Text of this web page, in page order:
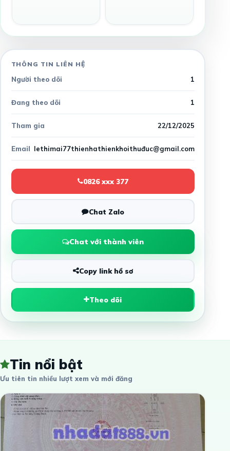
THÔNG TIN LIÊN HỆ
Người theo dõi 1
Đang theo dõi 1
Tham gia 22/12/2025
Email lethimai77thienhathienkhoithuđuc@gmail.com
0826 xxx 377
Chat Zalo
Chat với thành viên
Copy link hồ sơ
Theo dõi
Tin nổi bật
Ưu tiên tin nhiều lượt xem và mới đăng